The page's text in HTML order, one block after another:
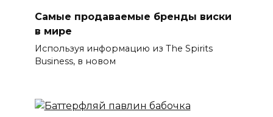
Самые продаваемые бренды виски
в мире
Используя информацию из The Spirits
Business, в новом